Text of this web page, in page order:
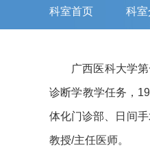
科室首页 科室
广西医科大学
诊断学教学任务，
体化门诊部、日间
教授/主任医师。